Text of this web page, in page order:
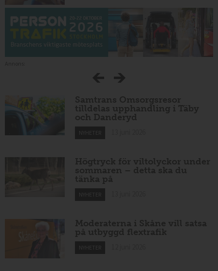
Samtrans Omsorgsresor
tilldelas upphandling i Täby
och Danderyd
NYHETER
Högtryck för viltolyckor under
sommaren – detta ska du
tänka på
NYHETER
Moderaterna i Skåne vill satsa
på utbyggd flextrafik
NYHETER